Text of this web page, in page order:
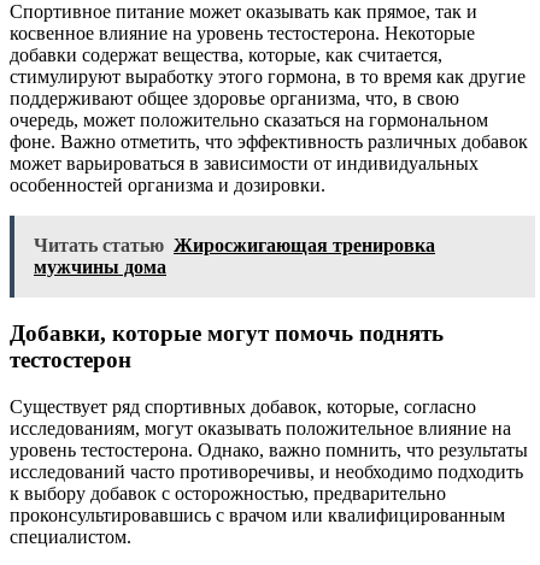
Спортивное питание может оказывать как прямое, так и
косвенное влияние на уровень тестостерона. Некоторые
добавки содержат вещества, которые, как считается,
стимулируют выработку этого гормона, в то время как другие
поддерживают общее здоровье организма, что, в свою
очередь, может положительно сказаться на гормональном
фоне. Важно отметить, что эффективность различных добавок
может варьироваться в зависимости от индивидуальных
особенностей организма и дозировки.
Читать статью Жиросжигающая тренировка
мужчины дома
Добавки, которые могут помочь поднять
тестостерон
Существует ряд спортивных добавок, которые, согласно
исследованиям, могут оказывать положительное влияние на
уровень тестостерона. Однако, важно помнить, что результаты
исследований часто противоречивы, и необходимо подходить
к выбору добавок с осторожностью, предварительно
проконсультировавшись с врачом или квалифицированным
специалистом.